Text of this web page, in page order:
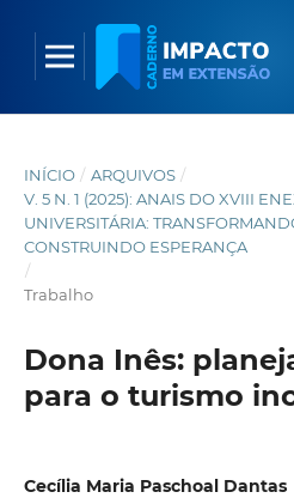
INÍCIO / ARQUIVOS /
V. 5 N. 1 (2025): ANAIS DO XVIII
UNIVERSITÁRIA:
CONSTRUINDO ESPERANÇA
/
Trabalho
Dona Inês:
para o turismo
Cecília Maria Paschoal Dantas